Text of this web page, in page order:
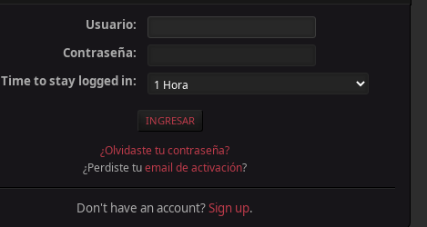
Usuario:
Contraseña:
Time to stay logged in:
¿Olvidaste tu contraseña?
¿Perdiste tuemail de activación?
Don't have an account?Sign up.